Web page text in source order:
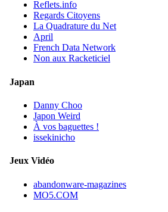
Reflets.info
Regards Citoyens
La Quadrature du Net
April
French Data Network
Non aux Racketiciel
Japan
Danny Choo
Japon Weird
À vos baguettes !
issekinicho
Jeux Vidéo
abandonware-magazines
MO5.COM